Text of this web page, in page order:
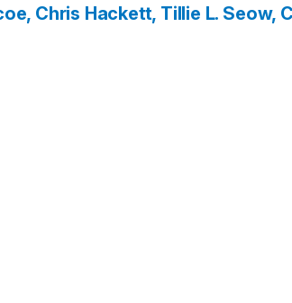
Chris Hackett, Tillie L. Seow,